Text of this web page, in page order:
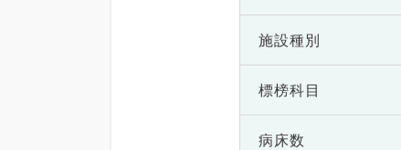
施設種別
標榜科目
病床数